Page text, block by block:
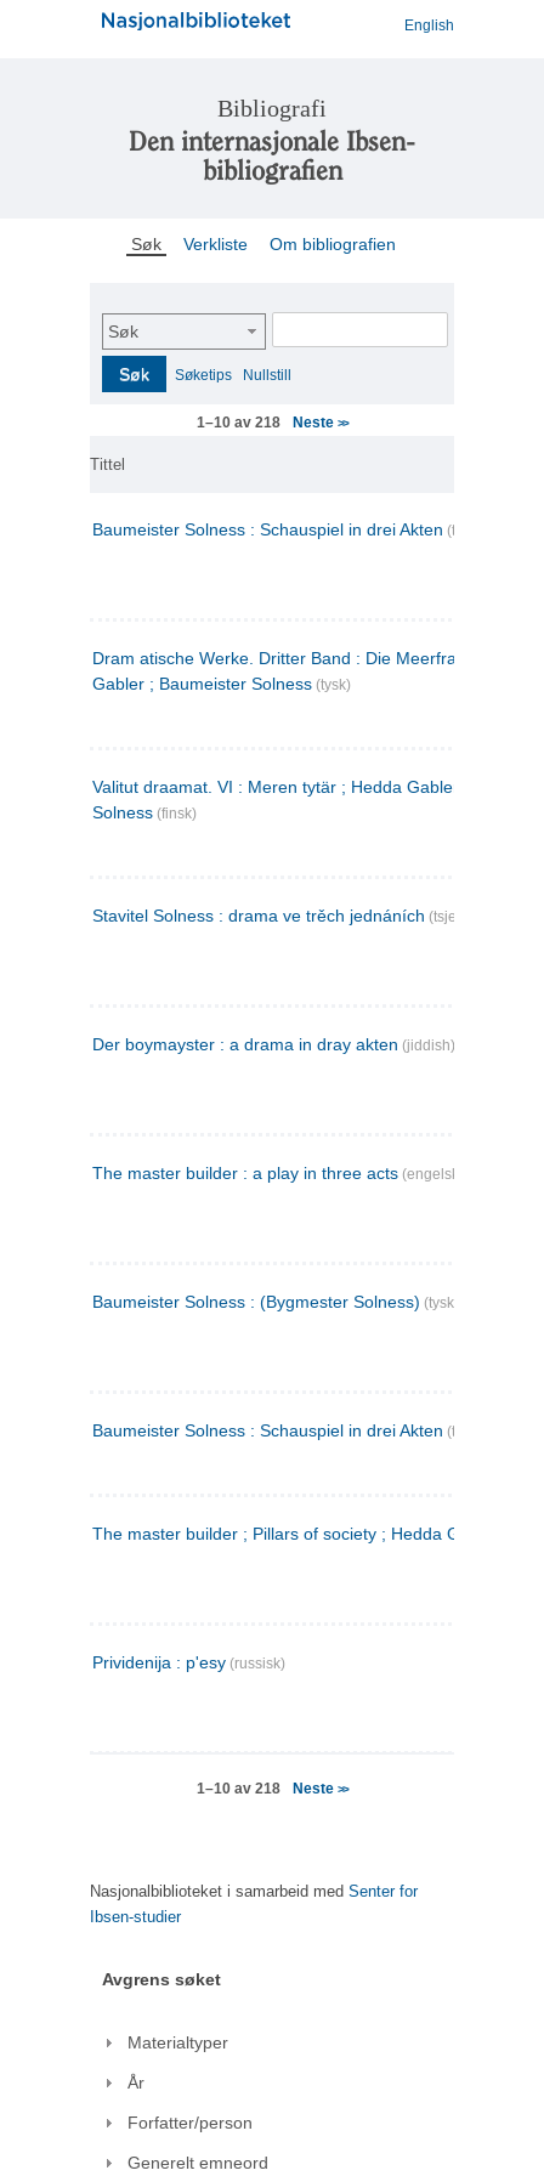
English
Bibliografi
Den internasjonale Ibsen-
bibliografien
Søk Verkliste Om bibliografien
Søk
Søk Søketips Nullstill
1–10 av 218 Neste >>
Tittel
Baumeister Solness : Schauspiel in drei Akten (tysk)
Dram atische Werke. Dritter Band : Die Meerfrau ; Hedda
Gabler ; Baumeister Solness (tysk)
Valitut draamat. VI : Meren tytär ; Hedda Gabler ;
Solness (finsk)
Stavitel Solness : drama ve trěch jednáních (tsjekkisk)
Der boymayster : a drama in dray akten (jiddish)
The master builder : a play in three acts (engelsk)
Baumeister Solness : (Bygmester Solness) (tysk)
Baumeister Solness : Schauspiel in drei Akten (tysk)
The master builder ; Pillars of society ; Hedda Gabler
Prividenija : p'esy (russisk)
1–10 av 218 Neste >>
Nasjonalbiblioteket i samarbeid med Senter for
Ibsen-studier
Avgrens søket
Materialtyper
År
Forfatter/person
Generelt emneord